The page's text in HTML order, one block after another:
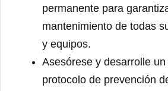
permanente para
mantenimiento de todas
y equipos.
Asesórese y desarrolle
protocolo de prevención